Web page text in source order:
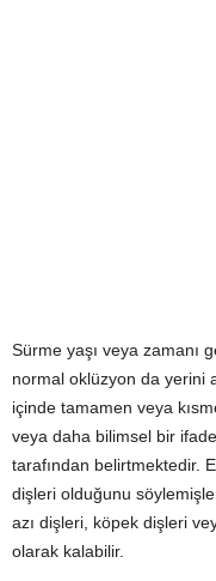
Sürme yaşı veya zamanı
normal oklüzyon da yerini
içinde tamamen veya
veya daha bilimsel bir
tarafından belirtmektedir.
dişleri olduğunu
azı dişleri, köpek dişleri
olarak kalabilir.